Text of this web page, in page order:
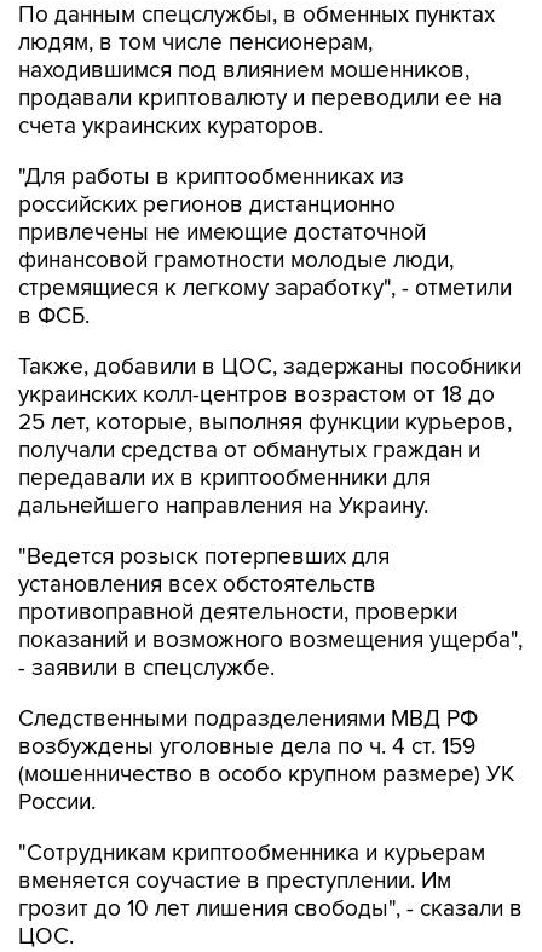
По данным спецслужбы, в обменных пунктах
людям, в том числе пенсионерам,
находившимся под влиянием мошенников,
продавали криптовалюту и переводили ее на
счета украинских кураторов.
"Для работы в криптообменниках из
российских регионов дистанционно
привлечены не имеющие достаточной
финансовой грамотности молодые люди,
стремящиеся к легкому заработку", - отметили
в ФСБ.
Также, добавили в ЦОС, задержаны пособники
украинских колл-центров возрастом от 18 до
25 лет, которые, выполняя функции курьеров,
получали средства от обманутых граждан и
передавали их в криптообменники для
дальнейшего направления на Украину.
"Ведется розыск потерпевших для
установления всех обстоятельств
противоправной деятельности, проверки
показаний и возможного возмещения ущерба",
- заявили в спецслужбе.
Следственными подразделениями МВД РФ
возбуждены уголовные дела по ч. 4 ст. 159
(мошенничество в особо крупном размере) УК
России.
"Сотрудникам криптообменника и курьерам
вменяется соучастие в преступлении. Им
грозит до 10 лет лишения свободы", - сказали в
ЦОС.